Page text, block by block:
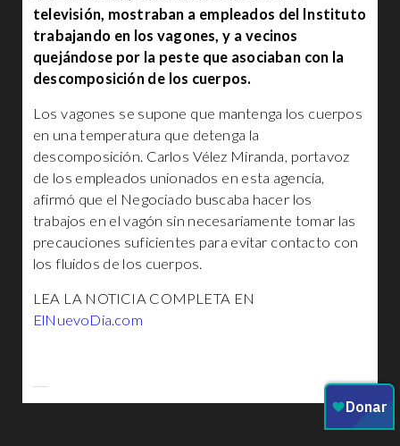
televisión, mostraban a empleados del Instituto
trabajando en los vagones, y a vecinos
quejándose por la peste que asociaban con la
descomposición de los cuerpos.
Los vagones se supone que mantenga los cuerpos
en una temperatura que detenga la
descomposición. Carlos Vélez Miranda, portavoz
de los empleados unionados en esta agencia,
afirmó que el Negociado buscaba hacer los
trabajos en el vagón sin necesariamente tomar las
precauciones suficientes para evitar contacto con
los fluidos de los cuerpos.
LEA LA NOTICIA COMPLETA EN
ElNuevoDia.com